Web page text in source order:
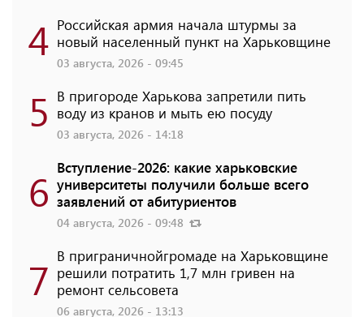
4 Российская армия начала штурмы за
новый населенный пункт на Харьковщине
03 августа, 2026 - 09:45
5 В пригороде Харькова запретили пить
воду из кранов и мыть ею посуду
03 августа, 2026 - 14:18
6 Вступление-2026: какие харьковские
университеты получили больше всего
заявлений от абитуриентов
04 августа, 2026 - 09:48
7 В приграничнойгромаде на Харьковщине
решили потратить 1,7 млн ​​гривен на
ремонт сельсовета
06 августа, 2026 - 13:13